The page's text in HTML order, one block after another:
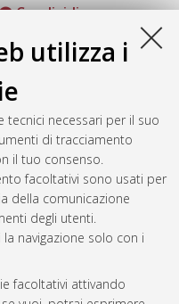
utilizza i
necessari per il suo
di tracciamento
il tuo consenso.
facoltativi sono usati per
della comunicazione
degli utenti.
navigazione solo con i
facoltativi attivando
Condividi
disponibili:
Contatta l'autore